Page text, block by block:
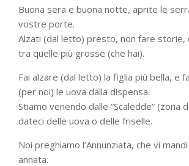
Buona sera e buona notte, aprite le
vostre porte.
Alzati (dal letto) presto, non fare storie,
tra quelle più grosse (che hai).
Fai alzare (dal letto) la figlia più bella, e
(per noi) le uova dalla dispensa.
Stiamo venendo dalle “Scaledde” (zona
dateci delle uova o delle friselle.
Noi preghiamo l’Annunziata, che vi
annata.